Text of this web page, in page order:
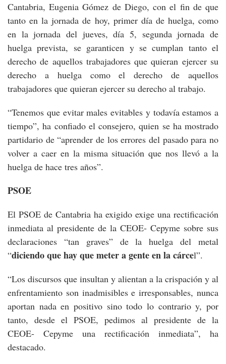
Cantabria, Eugenia Gómez de Diego, con el fin de que
tanto en la jornada de hoy, primer día de huelga, como
en la jornada del jueves, día 5, segunda jornada de
huelga prevista, se garanticen y se cumplan tanto el
derecho de aquellos trabajadores que quieran ejercer su
derecho a huelga como el derecho de aquellos
trabajadores que quieran ejercer su derecho al trabajo.
“Tenemos que evitar males evitables y todavía estamos a
tiempo”, ha confiado el consejero, quien se ha mostrado
partidario de “aprender de los errores del pasado para no
volver a caer en la misma situación que nos llevó a la
huelga de hace tres años”.
PSOE
El PSOE de Cantabria ha exigido exige una rectificación
inmediata al presidente de la CEOE- Cepyme sobre sus
declaraciones “tan graves” de la huelga del metal
“diciendo que hay que meter a gente en la cárcel”.
“Los discursos que insultan y alientan a la crispación y al
enfrentamiento son inadmisibles e irresponsables, nunca
aportan nada en positivo sino todo lo contrario y, por
tanto, desde el PSOE, pedimos al presidente de la
CEOE- Cepyme una rectificación inmediata”, ha
destacado.